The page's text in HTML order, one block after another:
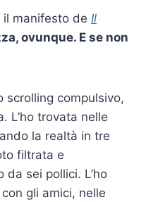
il manifesto de Il
ovunque. E se non
scrolling compulsivo,
L’ho trovata nelle
la realtà in tre
filtrata e
da sei pollici. L’ho
gli amici, nelle